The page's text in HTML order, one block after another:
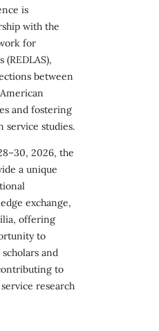
is
with the
for
(REDLAS),
between
and fostering
service studies.
2026, the
a unique
exchange,
offering
to
and
to
research